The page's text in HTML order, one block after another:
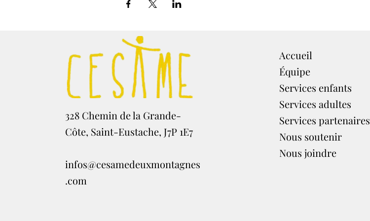
328 Chemin de la Grande-
Côte, Saint-Eustache, J7P 1E7
infos@cesamedeuxmontagnes
.com
Accueil
Équipe
Services enfants
Services adultes
Services partenaires​
Nous soutenir
Nous joindre